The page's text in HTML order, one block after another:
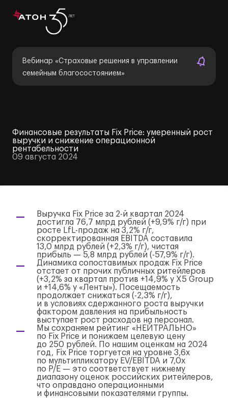
Вебинар «Страховые решения в управлении
семейным благосостоянием»
Финансовые результаты Fix Price: умеренный рост
выручки и снижение операционной
рентабельности
09 августа 2024
Выручка Fix Price за 2-й квартал 2024
достигла 76,7 млрд рублей (+9,9% г/г) при
росте LfL-продаж на 3,2% г/г,
скорректированная EBITDA составила
13,0 млрд рублей (+2,3% г/г), чистая
прибыль — 5,8 млрд рублей (-57,9% г/г).
Динамика сопоставимых продаж Fix Price
отстает от прочих публичных ритейлеров
(+3,2% за квартал против +14,9% у X5 Group
и +14,6% у «Ленты»). Посещаемость
продолжает снижаться (-2,3% г/г),
и в условиях сдержанного роста выручки
фактором давления на прибыльность
выступает рост расходов на персонал.
Мы сохраняем рейтинг «НЕЙТРАЛЬНО»
по Fix Price и понижаем целевую цену
до 250 рублей. По нашим оценкам на 2024
год, Fix Price торгуется на уровне 3,6x
по мультипликатору EV/EBITDA и 7,0x
по P/E — это соответствует нижнему
диапазону оценок российских ритейлеров,
что оправдано операционными
и финансовыми показателями группы.